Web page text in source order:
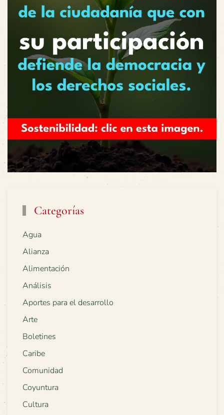
Categorías
Agua
Alianza
Alimentación
Análisis
Aportes para el desarrollo
Arte
Boletines
Caribe
Comunidad
Coyuntura
Cultura